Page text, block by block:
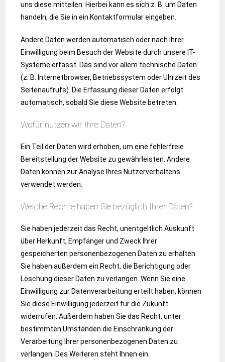
uns diese mitteilen. Hierbei kann es sich z. B. um Daten
handeln, die Sie in ein Kontaktformular eingeben.
Andere Daten werden automatisch oder nach Ihrer
Einwilligung beim Besuch der Website durch unsere IT-
Systeme erfasst. Das sind vor allem technische Daten
(z. B. Internetbrowser, Betriebssystem oder Uhrzeit des
Seitenaufrufs). Die Erfassung dieser Daten erfolgt
automatisch, sobald Sie diese Website betreten.
Wofür nutzen wir Ihre Daten?
Ein Teil der Daten wird erhoben, um eine fehlerfreie
Bereitstellung der Website zu gewährleisten. Andere
Daten können zur Analyse Ihres Nutzerverhaltens
verwendet werden.
Welche Rechte haben Sie bezüglich Ihrer Daten?
Sie haben jederzeit das Recht, unentgeltlich Auskunft
über Herkunft, Empfänger und Zweck Ihrer
gespeicherten personenbezogenen Daten zu erhalten.
Sie haben außerdem ein Recht, die Berichtigung oder
Löschung dieser Daten zu verlangen. Wenn Sie eine
Einwilligung zur Datenverarbeitung erteilt haben, können
Sie diese Einwilligung jederzeit für die Zukunft
widerrufen. Außerdem haben Sie das Recht, unter
bestimmten Umständen die Einschränkung der
Verarbeitung Ihrer personenbezogenen Daten zu
verlangen. Des Weiteren steht Ihnen ein